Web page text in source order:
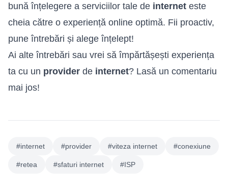
bună înțelegere a serviciilor tale de internet este
cheia către o experiență online optimă. Fii proactiv,
pune întrebări și alege înțelept!
Ai alte întrebări sau vrei să împărtășești experiența
ta cu un provider de internet? Lasă un comentariu
mai jos!
#internet #provider #viteza internet #conexiune
#retea #sfaturi internet #ISP